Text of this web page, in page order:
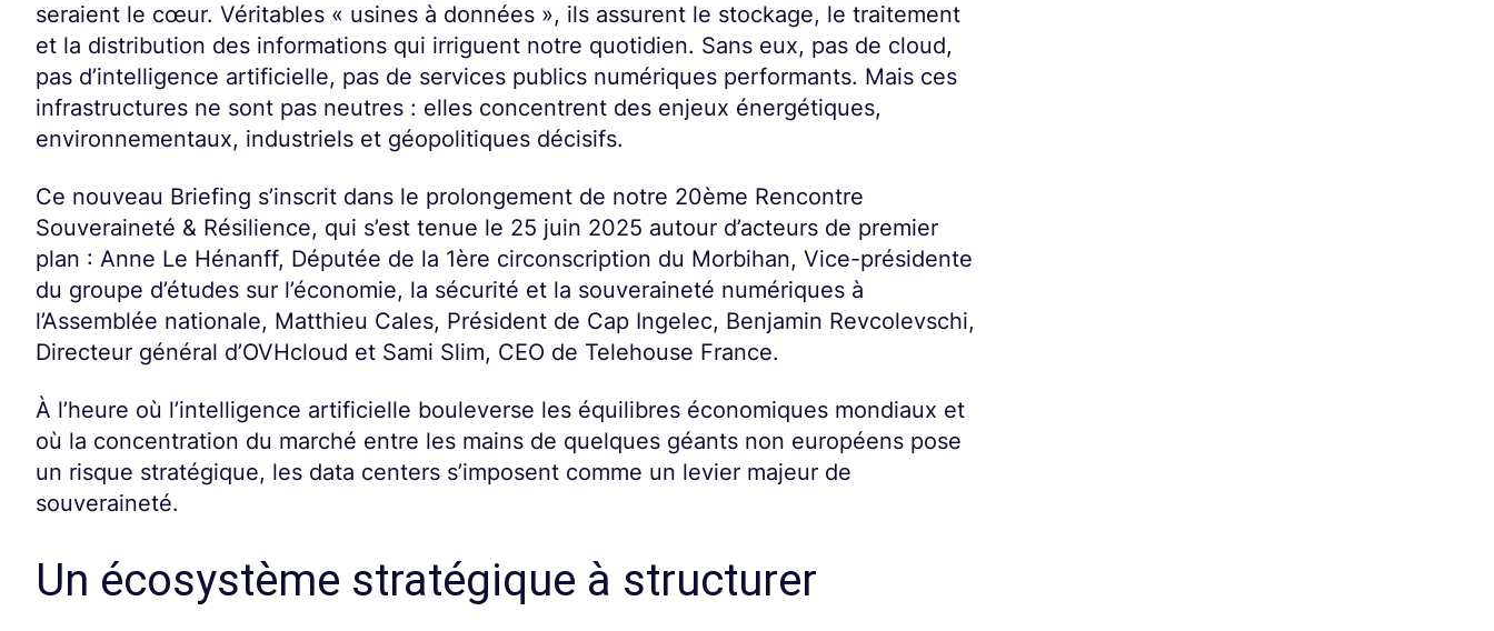
seraient le cœur. Véritables « usines à données », ils assurent le stockage, le traitement
et la distribution des informations qui irriguent notre quotidien. Sans eux, pas de cloud,
pas d’intelligence artificielle, pas de services publics numériques performants. Mais ces
infrastructures ne sont pas neutres : elles concentrent des enjeux énergétiques,
environnementaux, industriels et géopolitiques décisifs.
Ce nouveau Briefing s’inscrit dans le prolongement de notre 20ème Rencontre
Souveraineté & Résilience, qui s’est tenue le 25 juin 2025 autour d’acteurs de premier
plan : Anne Le Hénanff, Députée de la 1ère circonscription du Morbihan, Vice-présidente
du groupe d’études sur l’économie, la sécurité et la souveraineté numériques à
l’Assemblée nationale, Matthieu Cales, Président de Cap Ingelec, Benjamin Revcolevschi,
Directeur général d’OVHcloud et Sami Slim, CEO de Telehouse France.
À l’heure où l’intelligence artificielle bouleverse les équilibres économiques mondiaux et
où la concentration du marché entre les mains de quelques géants non européens pose
un risque stratégique, les data centers s’imposent comme un levier majeur de
souveraineté.
Un écosystème stratégique à structurer